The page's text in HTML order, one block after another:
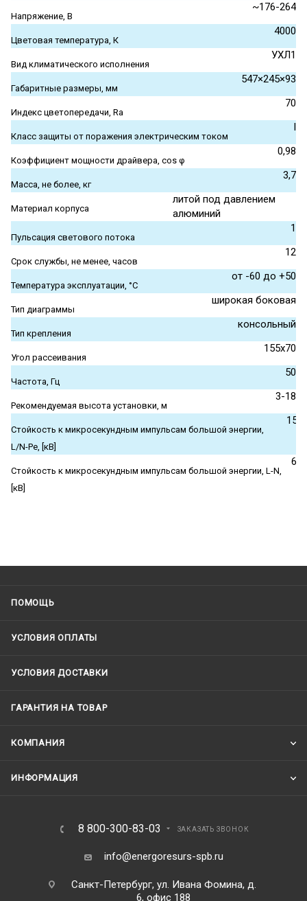
Напряжение, В
~176-264
Цветовая температура, К
4000
Вид климатического исполнения
УХЛ1
Габаритные размеры, мм
547×245×93
Индекс цветопередачи, Ra
70
Класс защиты от поражения электрическим током
I
Коэффициент мощности драйвера, cos φ
0,98
Масса, не более, кг
3,7
Материал корпуса
литой под давлением
алюминий
Пульсация светового потока
1
Срок службы, не менее, часов
12
Температура эксплуатации, °С
от -60 до +50
Тип диаграммы
широкая боковая
Тип крепления
консольный
Угол рассеивания
155x70
Частота, Гц
50
Рекомендуемая высота установки, м
3-18
Стойкость к микросекундным импульсам большой энергии,
L/N-Pe, [кВ]
15
Стойкость к микросекундным импульсам большой энергии, L-N,
[кВ]
6
ПОМОЩЬ
УСЛОВИЯ ОПЛАТЫ
УСЛОВИЯ ДОСТАВКИ
ГАРАНТИЯ НА ТОВАР
КОМПАНИЯ
ИНФОРМАЦИЯ
8 800-300-83-03 ЗАКАЗАТЬ ЗВОНОК
info@energoresurs-spb.ru
Санкт-Петербург, ул. Ивана Фомина, д.
6, офис 188